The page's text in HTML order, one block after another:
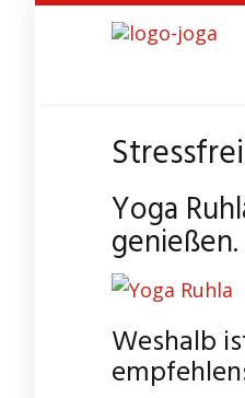
Yoga
genießen.
Weshalb